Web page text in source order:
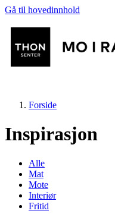
Gå til hovedinnhold
Butikker
Mat og drikke
Aktiviteter
Forside
Inspirasjon
Alle
Mat
Mote
Interiør
Fritid